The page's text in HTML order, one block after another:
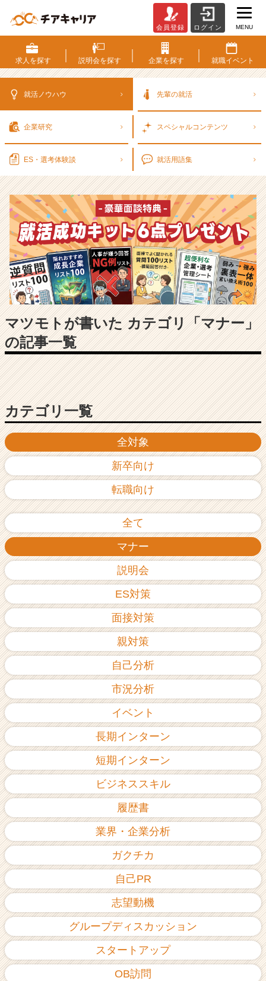
考
対
策・
ウ
ベ
ン
チ
ャ
ー・
成
長
企
業
か
ら
ス
ウ
活
イ
チ
リ
（C
e
r
a
e
r）
会員登録 ログイン MENU
求人を探す 説明会を探す 企業を探す 就職イベント
就活ノウハウ 先輩の就活
企業研究 スペシャルコンテンツ
ES・選考体験談 就活用語集
マツモトが書いた カテゴリ「マナー」
の記事一覧
全対象
新卒向け
転職向け
全て
マナー
説明会
ES対策
面接対策
親対策
自己分析
市況分析
イベント
長期インターン
短期インターン
ビジネススキル
履歴書
業界・企業分析
ガクチカ
自己PR
志望動機
グループディスカッション
スタートアップ
OB訪問
カテゴリ一覧